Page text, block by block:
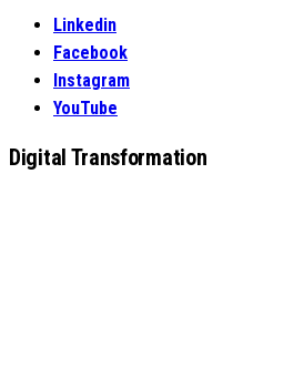
Linkedin
Facebook
Instagram
YouTube
Digital Transformation